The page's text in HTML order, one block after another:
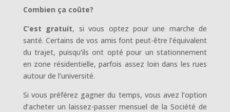
Combien ça coûte?
C’est gratuit, si vous optez pour une marche de
santé. Certains de vos amis font peut-être l’équivalent
du trajet, puisqu’ils ont opté pour un stationnement
en zone résidentielle, parfois assez loin dans les rues
autour de l’université.
Si vous préférez gagner du temps, vous avez l’option
d’acheter un laissez-passer mensuel de la Société de